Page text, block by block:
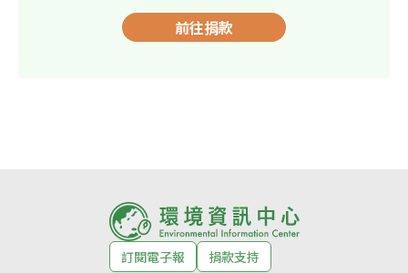
前往捐款
訂閱電子報 捐款支持